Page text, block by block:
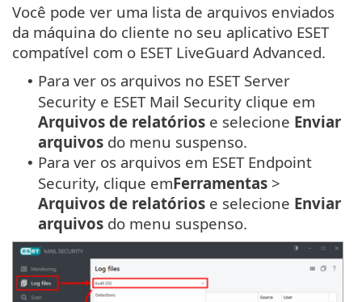
Você pode ver uma lista de arquivos enviados
da máquina do cliente no seu aplicativo ESET
compatível com o ESET LiveGuard Advanced.
• Para ver os arquivos no ESET Server
Security e ESET Mail Security clique em
Arquivos de relatórios e selecione Enviar
arquivos do menu suspenso.
• Para ver os arquivos em ESET Endpoint
Security, clique emFerramentas >
Arquivos de relatórios e selecione Enviar
arquivos do menu suspenso.